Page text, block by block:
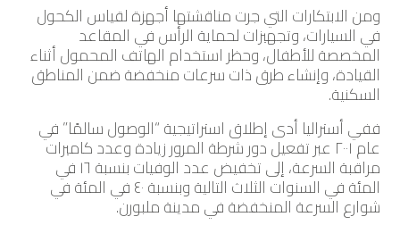
ومن الابتكارات التي جرت مناقشتها أجهزة لقياس الكحول
في السيارات، وتجهيزات لحماية الرأس في المقاعد
المخصصة للأطفال، وحظر استخدام الهاتف المحمول أثناء
القيادة، وإنشاء طرق ذات سرعات منخفضة ضمن المناطق
السكنية.
ففي أستراليا أدى إطلاق استراتيجية “الوصول سالمًا” في
عام ٢٠٠١ عبر تفعيل دور شرطة المرور زيادة وعدد كاميرات
مراقبة السرعة، إلى تخفيض عدد الوفيات بنسبة ١٦ في
المئة في السنوات الثلاث التالية وبنسبة ٤٠ في المئة في
شوارع السرعة المنخفضة في مدينة ملبورن.